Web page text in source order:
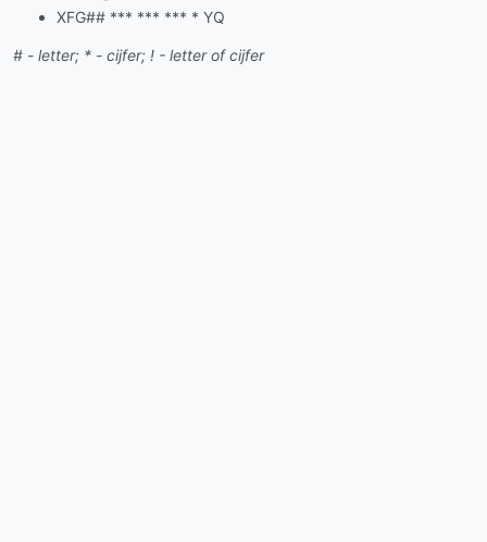
XFG## *** *** *** * YQ
# - letter; * - cijfer; ! - letter of cijfer